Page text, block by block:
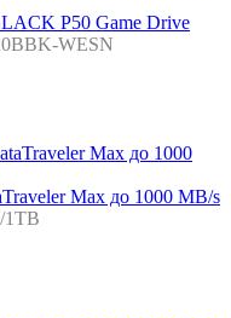
P50 Game Drive
WESN
Max до 1000 MB/s